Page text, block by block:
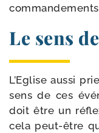
Le sens
L’Eglise aus­si
sens de ces
doit être un
cela peut-​être